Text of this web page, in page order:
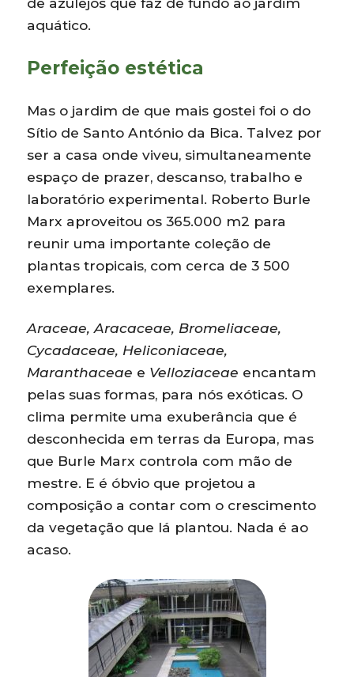
aquático.
Perfeição estética
Mas o jardim de que mais gostei foi o do
Sítio de Santo António da Bica. Talvez por
ser a casa onde viveu, simultaneamente
espaço de prazer, descanso, trabalho e
laboratório experimental. Roberto Burle
Marx aproveitou os 365.000 m2 para
reunir uma importante coleção de
plantas tropicais, com cerca de 3 500
exemplares.
Araceae, Aracaceae, Bromeliaceae,
Cycadaceae, Heliconiaceae,
Maranthaceae e Velloziaceae encantam
pelas suas formas, para nós exóticas. O
clima permite uma exuberância que é
desconhecida em terras da Europa, mas
que Burle Marx controla com mão de
mestre. E é óbvio que projetou a
composição a contar com o crescimento
da vegetação que lá plantou. Nada é ao
acaso.